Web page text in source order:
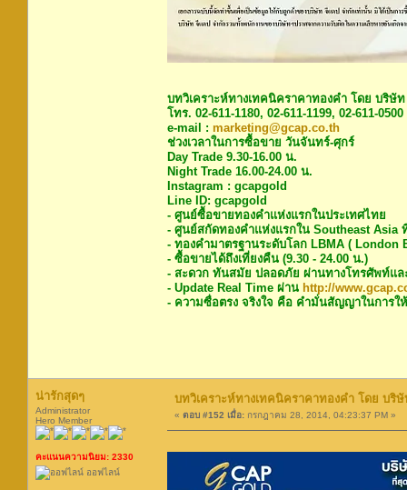
บทวิเคราะห์ทางเทคนิคราคาทองคำ โดย บริษั
โทร. 02-611-1180, 02-611-1199, 02-611-
e-mail : marketing@gcap.co.th
ช่วงเวลาในการซื้อขาย วันจันทร์-ศุกร์
Day Trade 9.30-16.00 น.
Night Trade 16.00-24.00 น.
Instagram : gcapgold
Line ID: gcapgold
- ศูนย์ซื้อขายทองคำแห่งแรกในประเทศไทย
- ศูนย์สกัดทองคำแห่งแรกใน Southeast Asia
- ทองคำมาตรฐานระดับโลก LBMA ( London
- ซื้อขายได้ถึงเที่ยงคืน (9.30 - 24.00 น.)
- สะดวก ทันสมัย ปลอดภัย ผ่านทางโทรศัพท์แล
- Update Real Time ผ่าน http://
- ความซื่อตรง จริงใจ คือ คำมั่นสัญญาในการใ
น่ารักสุดๆ
Administrator
Hero Member
คะแนนความนิยม: 2330
ออฟไลน์
บทวิเคราะห์ทางเทคนิคราคาทองคำ โดย บริ
« ตอบ #152 เมื่อ: กรกฎาคม 28, 2014, 04:23:37 PM »